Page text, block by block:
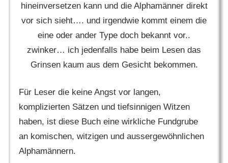
hineinversetzen kann und die Alphamänner direkt
vor sich sieht…. und irgendwie kommt einem die
eine oder ander Type doch bekannt vor..
zwinker… ich jedenfalls habe beim Lesen das
Grinsen kaum aus dem Gesicht bekommen.
Für Leser die keine Angst vor langen,
komplizierten Sätzen und tiefsinnigen Witzen
haben, ist diese Buch eine wirkliche Fundgrube
an komischen, witzigen und aussergewöhnlichen
Alphamännern.